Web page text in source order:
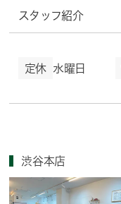
スタッフ紹介
定休 水曜日
渋谷本店